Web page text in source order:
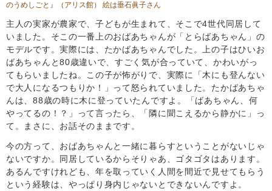
のうめしごと』
（アリス館） 絵は垂石眞子さん
主人の実家が農家で、子どもが生まれて、そこで4世代同居して
いました。そこの一番上のおばあちゃんが「とらばあちゃん」の
モデルです。実際には、たかばあちゃんでした。上の子はひいお
ばあちゃんと80歳違いで、すごく気が合っていて、かわいがっ
てもらいましたね。この子が怖がりで、実際に「木にも登んない
で大人になるつもりか！」って怒られていました。たかばあちゃ
んは、88歳の時に木に登っていたんですよ。「ばあちゃん、何
やってるの！？」って言ったら、「隣に聞こえるから静かに」っ
て。まさに、お話そのままです。
今の方って、おばあちゃんと一緒に暮らすということがないじゃ
ないですか。同居しているからそりゃあ、ゴタゴタはあります。
あるんですけれども、年を取っていく人間を間近で見せてもらう
という経験は、やっぱり身内じゃないとできないんですよ。